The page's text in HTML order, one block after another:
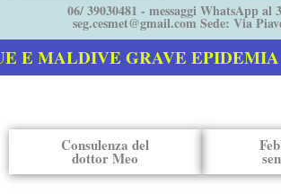
06/ 39030481 - messaggi WhatsApp al
seg.cesmet@gmail.com Sede: Via
MALDIVE GRAVE EPIDEMIA
Consulenza del
dottor Meo